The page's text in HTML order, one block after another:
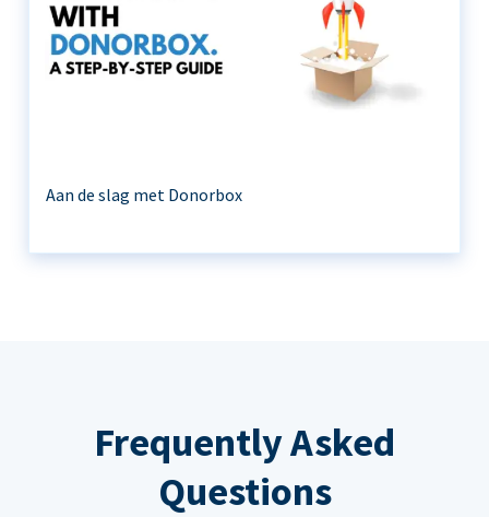
Aan de slag met Donorbox
Frequently Asked
Questions